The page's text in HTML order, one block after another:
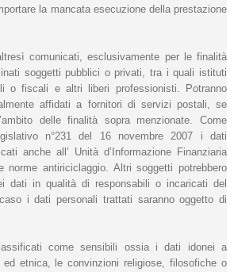
la mancata esecuzione della prestazione
comunicati, esclusivamente per le finalità
soggetti pubblici o privati, tra i quali istituti
o fiscali e altri liberi professionisti. Potranno
affidati a fornitori di servizi postali, se
delle finalità sopra menzionate. Come
n°231 del 16 novembre 2007 i dati
anche all’ Unità d’Informazione Finanziaria
norme antiriciclaggio. Altri soggetti potrebbero
dati in qualità di responsabili o incaricati del
i dati personali trattati saranno oggetto di
come sensibili ossia i dati idonei a
ed etnica, le convinzioni religiose, filosofiche o